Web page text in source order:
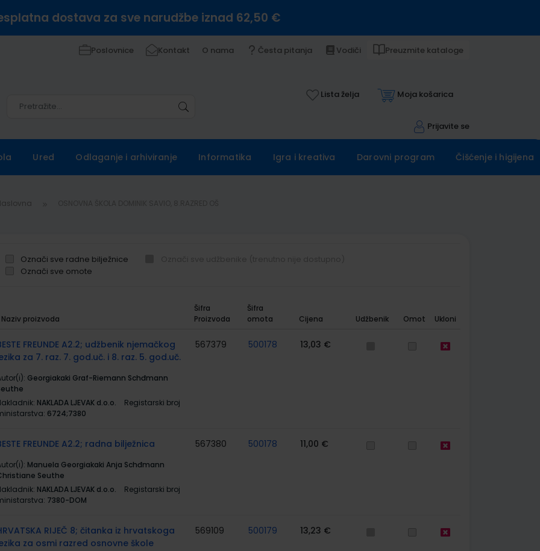
dostava za sve narudžbe iznad 62,50 €
Poslovnice Kontakt O nama Česta pitanja Vodiči Preuzmite kataloge
Lista želja Moja košarica
Prijavite se
Ured Odlaganje i arhiviranje Informatika Igra i kreativa Darovni program Čišćenje i higijena
Označi sve radne bilježnice
Označi sve omote
Naziv proizvoda
Šifra
Proizvoda
Šifra
omota
Cijena Udžbenik Omot Ukloni
FREUNDE A2.2; udžbenik njemačkog
za 7. raz. 7. god.uč. i 8. raz. 5. god.uč.
Georgiakaki Graf-Riemann Schđmann
NAKLADA LJEVAK d.o.o.
Registarski broj
6724;7380
567379 500178 13,03 €
FREUNDE A2.2; radna bilježnica
Manuela Georgiakaki Anja Schđmann
Seuthe
NAKLADA LJEVAK d.o.o.
Registarski broj
7380-DOM
567380 500178 11,00 €
RIJEČ 8; čitanka iz hrvatskoga
za osmi razred osnovne škole
569109 500179 13,23 €